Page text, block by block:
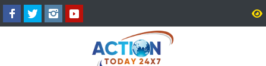
उत्तराखंड में बारिश का कहर:
यमुनोत्री और बदरीनाथ हाईवे पर